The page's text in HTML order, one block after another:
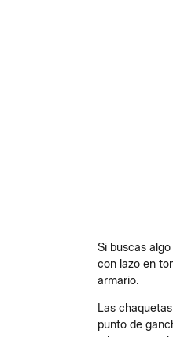
Si buscas
con lazo en
armario.
Las
punto de